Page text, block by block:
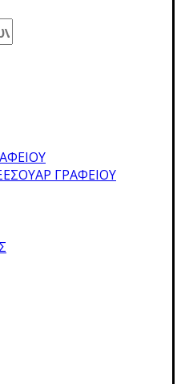
ΓΡΑΦΕΙΟΥ